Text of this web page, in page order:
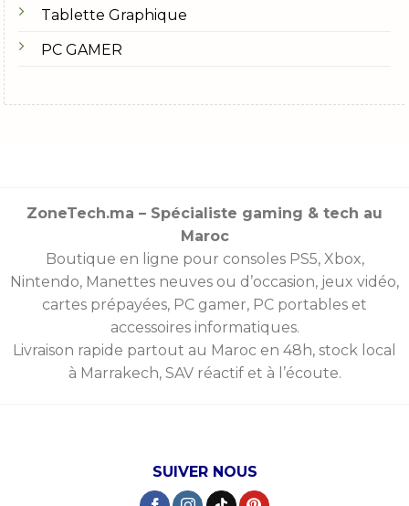
Tablette Graphique
PC GAMER
ZoneTech.ma – Spécialiste gaming & tech au
Maroc
Boutique en ligne pour consoles PS5, Xbox,
Nintendo, Manettes neuves ou d’occasion, jeux vidéo,
cartes prépayées, PC gamer, PC portables et
accessoires informatiques.
Livraison rapide partout au Maroc en 48h, stock local
à Marrakech, SAV réactif et à l’écoute.
SUIVER NOUS